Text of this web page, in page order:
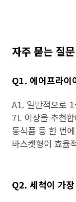
자주 묻는 질
Q1. 에어프라이
A1. 일반적으로
7L 이상을 추천
동식품 등 한 번
바스켓형이 효율
Q2. 세척이 가